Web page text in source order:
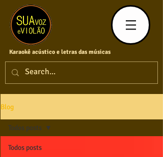
Karaokê acústico e letras das músicas
Blog
Todos posts
Todos posts